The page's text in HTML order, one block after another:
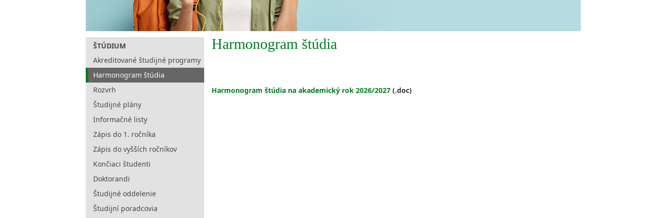
Harmonogram štúdia
Harmonogram štúdia na akademický rok 2026/2027 (.doc)
ŠTÚDIUM
Akreditované študijné programy
Harmonogram štúdia
Rozvrh
Študijné plány
Informačné listy
Zápis do 1. ročníka
Zápis do vyšších ročníkov
Končiaci študenti
Doktorandi
Študijné oddelenie
Študijní poradcovia